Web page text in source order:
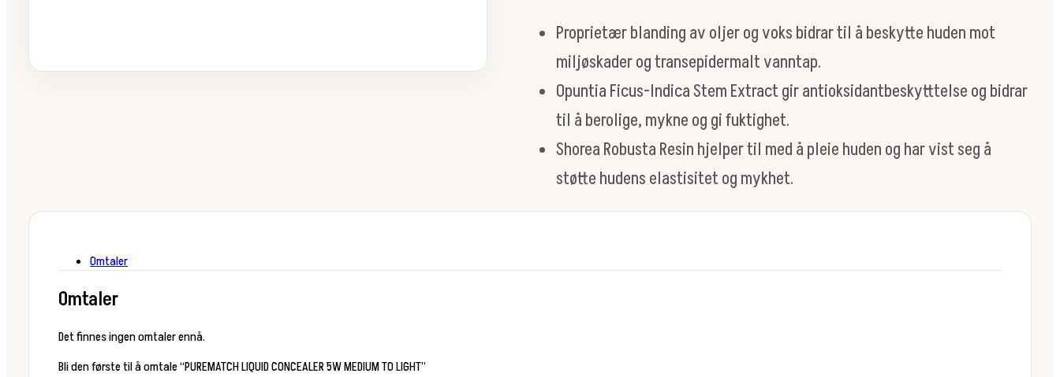
Proprietær blanding av oljer og voks bidrar til å beskytte huden mot
miljøskader og transepidermalt vanntap.
Opuntia Ficus-Indica Stem Extract gir antioksidantbeskytttelse og bidrar
til å berolige, mykne og gi fuktighet.
Shorea Robusta Resin hjelper til med å pleie huden og har vist seg å
støtte hudens elastisitet og mykhet.
Omtaler
Omtaler
Det finnes ingen omtaler ennå.
Bli den første til å omtale “PUREMATCH LIQUID CONCEALER 5W MEDIUM TO LIGHT”